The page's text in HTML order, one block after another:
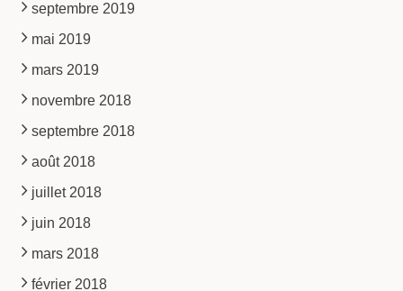
septembre 2019
mai 2019
mars 2019
novembre 2018
septembre 2018
août 2018
juillet 2018
juin 2018
mars 2018
février 2018